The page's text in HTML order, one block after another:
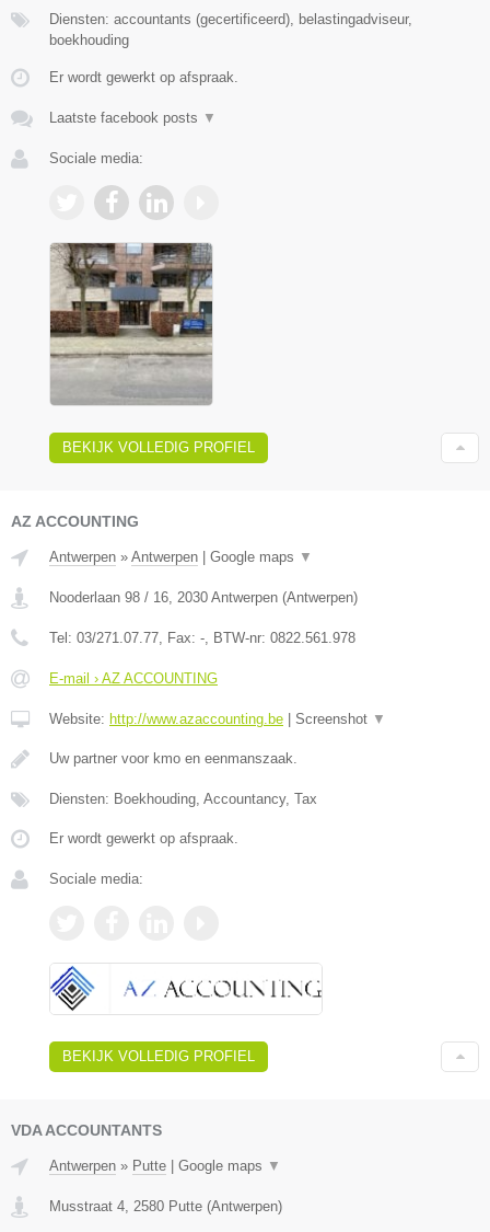
Diensten: accountants (gecertificeerd), belastingadviseur,
boekhouding
Er wordt gewerkt op afspraak.
Laatste facebook posts ▼
Sociale media:
BEKIJK VOLLEDIG PROFIEL
AZ ACCOUNTING
Antwerpen » Antwerpen | Google maps ▼
Nooderlaan 98 / 16 2030 Antwerpen (Antwerpen)
Tel: 03/271.07.77 , Fax: - , BTW-nr: 0822.561.978
E-mail › AZ ACCOUNTING
Website: http://www.azaccounting.be | Screenshot ▼
Uw partner voor kmo en eenmanszaak.
Diensten: Boekhouding, Accountancy, Tax
Er wordt gewerkt op afspraak.
Sociale media:
BEKIJK VOLLEDIG PROFIEL
VDA ACCOUNTANTS
Antwerpen » Putte Google maps ▼
Musstraat 4, 2580 Putte (Antwerpen)